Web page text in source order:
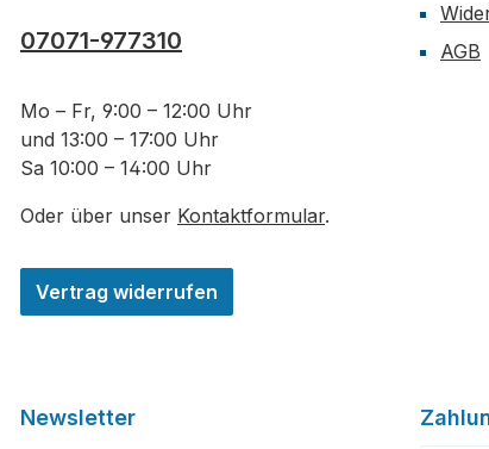
07071-977310
Mo – Fr, 9:00 – 12:00 Uhr
und 13:00 – 17:00 Uhr
Sa 10:00 – 14:00 Uhr
Oder über unser Kontaktformular.
Vertrag widerrufen
AGB
Newsletter